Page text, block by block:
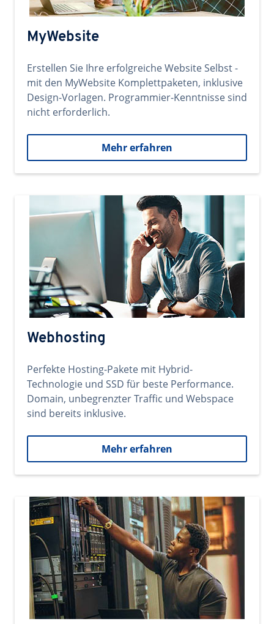
MyWebsite
Erstellen Sie Ihre erfolgreiche Website Selbst -
mit den MyWebsite Komplettpaketen, inklusive
Design-Vorlagen. Programmier-Kenntnisse sind
nicht erforderlich.
Mehr erfahren
Webhosting
Perfekte Hosting-Pakete mit Hybrid-
Technologie und SSD für beste Performance.
Domain, unbegrenzter Traffic und Webspace
sind bereits inklusive.
Mehr erfahren